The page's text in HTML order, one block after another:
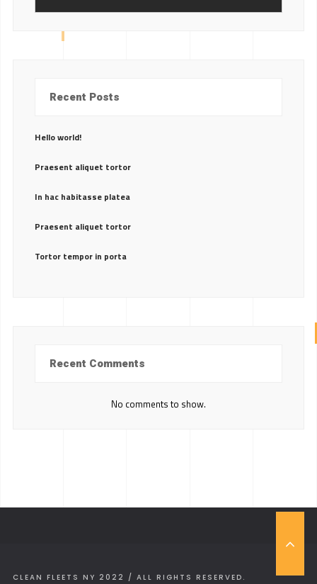
Recent Posts
Hello world!
Praesent aliquet tortor
In hac habitasse platea
Praesent aliquet tortor
Tortor tempor in porta
Recent Comments
No comments to show.
CLEAN FLEETS NY 2022 / ALL RIGHTS RESERVED.